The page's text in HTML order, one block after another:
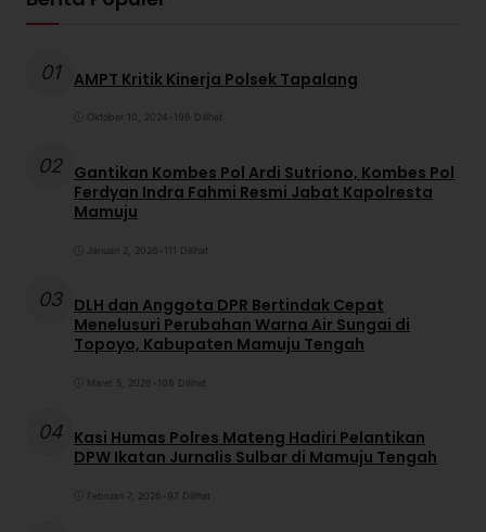
01 AMPT Kritik Kinerja Polsek Tapalang
Oktober 10, 2024 196 Dilihat
02 Gantikan Kombes Pol Ardi Sutriono, Kombes Pol
Ferdyan Indra Fahmi Resmi Jabat Kapolresta
Mamuju
Januari 2, 2026 111 Dilihat
03 DLH dan Anggota DPR Bertindak Cepat
Menelusuri Perubahan Warna Air Sungai di
Topoyo, Kabupaten Mamuju Tengah
Maret 5, 2026 108 Dilihat
04 Kasi Humas Polres Mateng Hadiri Pelantikan
DPW Ikatan Jurnalis Sulbar di Mamuju Tengah
Februari 7, 2026 97 Dilihat